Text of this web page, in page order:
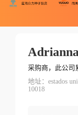
采购商，此公司
地址：estados
10018